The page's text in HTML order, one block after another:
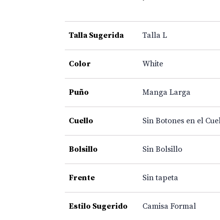
Talla Sugerida Talla L
Color White
Puño Manga Larga
Cuello Sin Botones en el
Bolsillo Sin Bolsillo
Frente Sin tapeta
Estilo Sugerido Camisa Formal